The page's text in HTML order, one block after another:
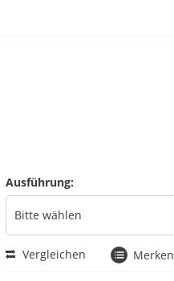
Ausführung:
Vergleichen Merken